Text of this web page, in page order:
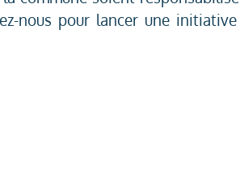
nous pour lancer une